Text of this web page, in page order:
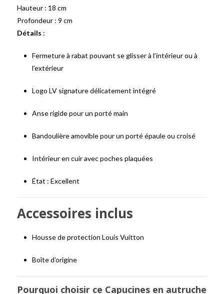
Hauteur : 18 cm
Profondeur : 9 cm
Détails :
Fermeture à rabat pouvant se glisser à l’intérieur ou à
l’extérieur
Logo LV signature délicatement intégré
Anse rigide pour un porté main
Bandoulière amovible pour un porté épaule ou croisé
Intérieur en cuir avec poches plaquées
État : Excellent
Accessoires inclus
Housse de protection Louis Vuitton
Boîte d’origine
Pourquoi choisir ce Capucines en autruche